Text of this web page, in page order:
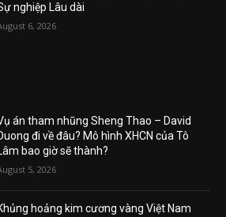
nghiệp Lâu dài
6, 2026
án tham nhũng Sheng Thao – David
đi về đâu? Mô hình XHCN của Tô
bao giờ sẽ thành?
5, 2026
hoảng kim cương vàng Việt Nam